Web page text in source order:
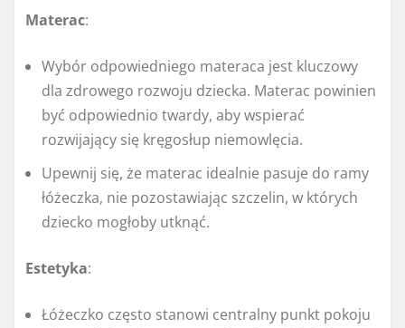
Materac:
Wybór odpowiedniego materaca jest kluczowy
dla zdrowego rozwoju dziecka. Materac powinien
być odpowiednio twardy, aby wspierać
rozwijający się kręgosłup niemowlęcia.
Upewnij się, że materac idealnie pasuje do ramy
łóżeczka, nie pozostawiając szczelin, w których
dziecko mogłoby utknąć.
Estetyka:
Łóżeczko często stanowi centralny punkt pokoju